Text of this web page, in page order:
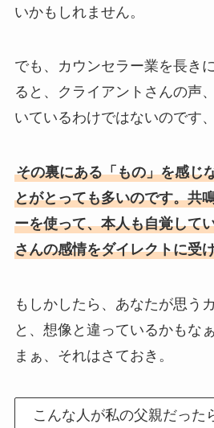
いかもしれません。
でも、カウンセラー業を長き
ると、クライアントさんの声
いているわけではないのです、
その裏にある「もの」を感じ
とがとっても多いのです。共
ーを使って、本人も自覚して
さんの感情をダイレクトに受
もしかしたら、あなたが思う
と、想像と違っているかもな
まぁ、それはさておき。
こんな人が私の父親だった